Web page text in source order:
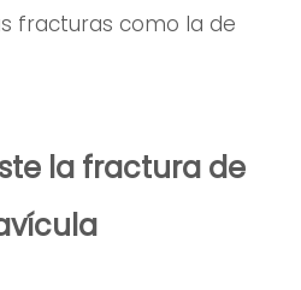
fracturas como la de
la fractura de